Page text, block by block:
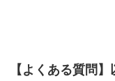
【よくある質問